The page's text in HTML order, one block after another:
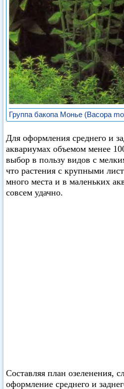
Группа бакопа Монье (Васора
Для оформления среднего и
аквариумах объемом менее
выбор в пользу видов с
что растения с крупными
много места и в маленьких
совсем удачно.
Составляя план озеленения,
оформление среднего и